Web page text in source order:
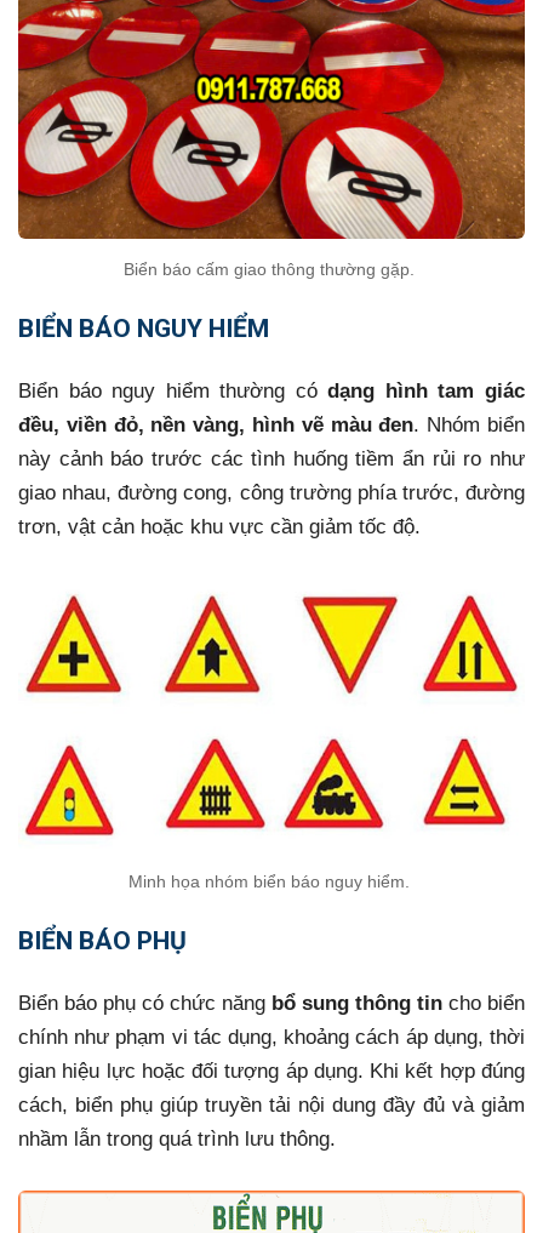
Biển báo cấm giao thông thường gặp.
BIỂN BÁO NGUY HIỂM
Biển báo nguy hiểm thường códạng hình tam giác
đều, viền đỏ, nền vàng, hình vẽ màu đen. Nhóm biển
này cảnh báo trước các tình huống tiềm ẩn rủi ro như
giao nhau, đường cong, công trường phía trước, đường
trơn, vật cản hoặc khu vực cần giảm tốc độ.
Minh họa nhóm biển báo nguy hiểm.
BIỂN BÁO PHỤ
Biển báo phụ có chức năng bổ sung thông tin cho biển
chính như phạm vi tác dụng, khoảng cách áp dụng, thời
gian hiệu lực hoặc đối tượng áp dụng. Khi kết hợp đúng
cách, biển phụ giúp truyền tải nội dung đầy đủ và giảm
nhầm lẫn trong quá trình lưu thông.